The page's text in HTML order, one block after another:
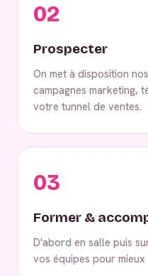
02
Prospecter
On met à disposition
campagnes marketing,
votre tunnel de ventes.
03
Former &
D'abord en salle puis
vos équipes pour mieux